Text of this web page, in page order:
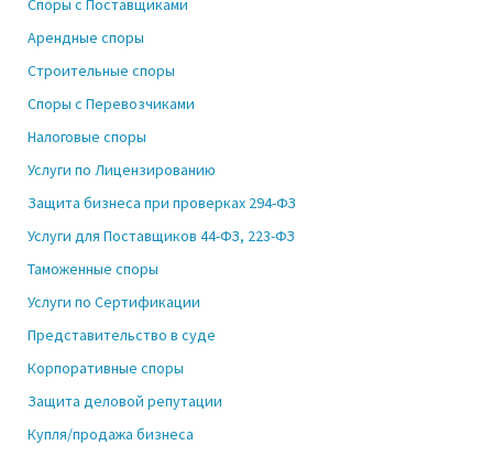
Арендные споры
Строительные споры
Споры с Перевозчиками
Налоговые споры
Услуги по Лицензированию
Защита бизнеса при проверках 294-ФЗ
Услуги для Поставщиков 44-ФЗ, 223-ФЗ
Таможенные споры
Услуги по Сертификации
Представительство в суде
Корпоративные споры
Защита деловой репутации
Купля/продажа бизнеса